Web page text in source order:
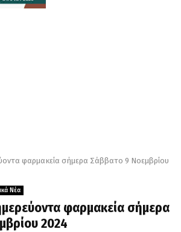
φαρμακεία σήμερα Σάββατο 9 Νοεμβρίου
Νέα
φαρμακεία σήμερα
2024